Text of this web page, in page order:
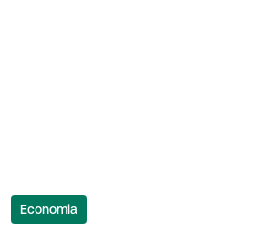
Economia